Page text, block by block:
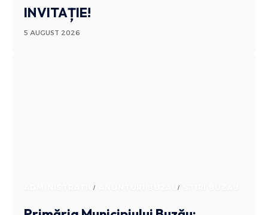
INVITAȚIE!
5 AUGUST 2026
ADMINISTRATIV ANUNTURI BUZAU